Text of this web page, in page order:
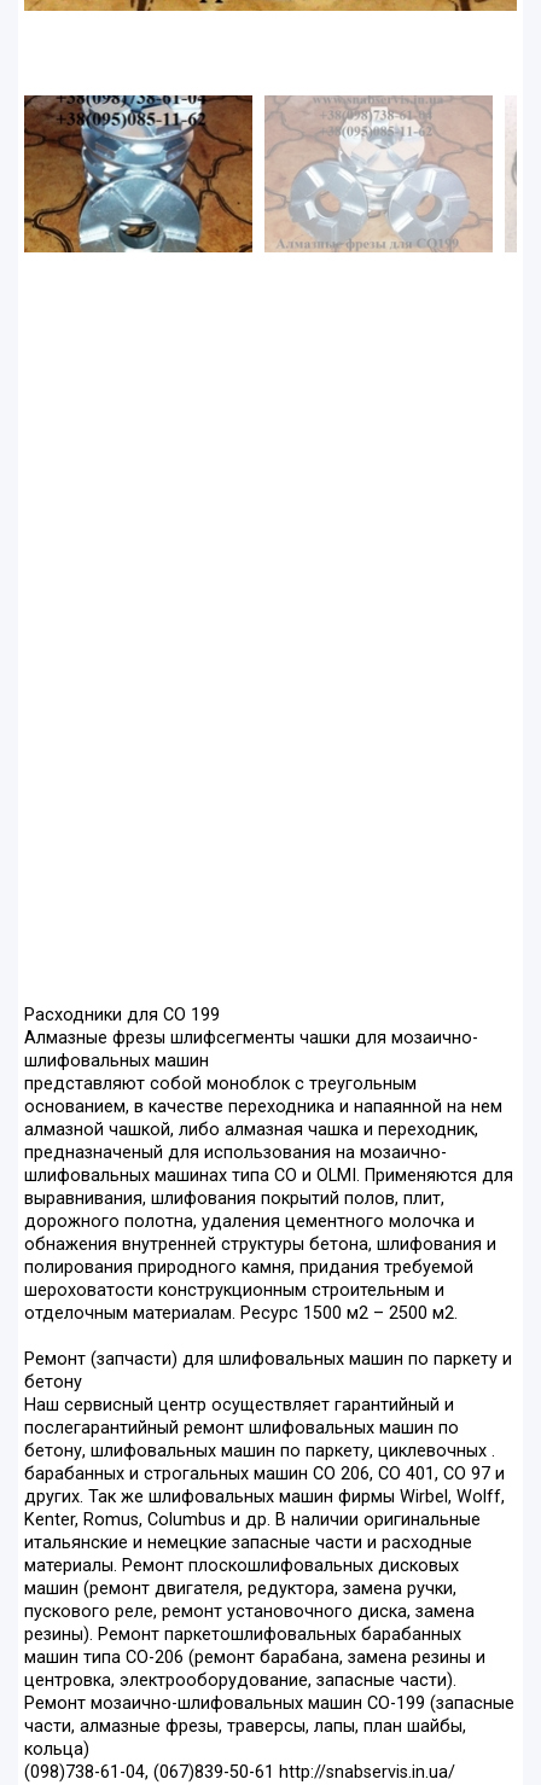
Расходники для СО 199
Алмазные фрезы шлифсегменты чашки для мозаично-
шлифовальных машин
представляют собой моноблок с треугольным
основанием, в качестве переходника и напаянной на нем
алмазной чашкой, либо алмазная чашка и переходник,
предназначеный для использования на мозаично-
шлифовальных машинах типа СО и OLMI. Применяются для
выравнивания, шлифования покрытий полов, плит,
дорожного полотна, удаления цементного молочка и
обнажения внутренней структуры бетона, шлифования и
полирования природного камня, придания требуемой
шероховатости конструкционным строительным и
отделочным материалам. Ресурс 1500 м2 – 2500 м2.
Ремонт (запчасти) для шлифовальных машин по паркету и
бетону
Наш сервисный центр осуществляет гарантийный и
послегарантийный ремонт шлифовальных машин по
бетону, шлифовальных машин по паркету, циклевочных .
барабанных и строгальных машин СО 206, СО 401, СО 97 и
других. Так же шлифовальных машин фирмы Wirbel, Wolff,
Kenter, Romus, Columbus и др. В наличии оригинальные
итальянские и немецкие запасные части и расходные
материалы. Ремонт плоскошлифовальных дисковых
машин (ремонт двигателя, редуктора, замена ручки,
пускового реле, ремонт установочного диска, замена
резины). Ремонт паркетошлифовальных барабанных
машин типа СО-206 (ремонт барабана, замена резины и
центровка, электрооборудование, запасные части).
Ремонт мозаично-шлифовальных машин СО-199 (запасные
части, алмазные фрезы, траверсы, лапы, план шайбы,
кольца)
(098)738-61-04, (067)839-50-61 http://snabservis.in.ua/